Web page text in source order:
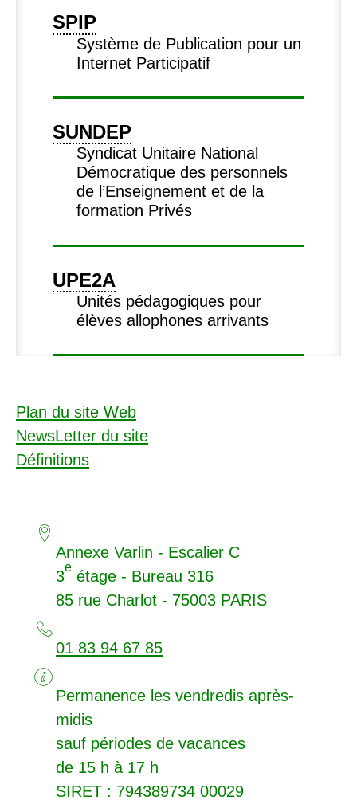
SPIP
Système de Publication pour un
Internet Participatif
SUNDEP
Syndicat Unitaire National
Démocratique des personnels
de l’Enseignement et de la
formation Privés
UPE2A
Unités pédagogiques pour
élèves allophones arrivants
Plan du site Web
NewsLetter du site
Définitions
Annexe Varlin - Escalier C
3
e
étage - Bureau 316
85 rue Charlot - 75003 PARIS
01 83 94 67 85
Permanence les vendredis après-
midis
sauf périodes de vacances
de 15 h à 17 h
SIRET: 794389734 00029